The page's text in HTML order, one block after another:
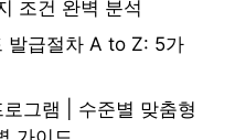
조건 완벽 분석
발급절차 A to Z: 5가
그램 | 수준별 맞춤형